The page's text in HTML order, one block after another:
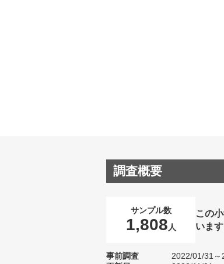
調査概要
サンプル数
1,808 人
この
います
事前調査
2022/01/31～